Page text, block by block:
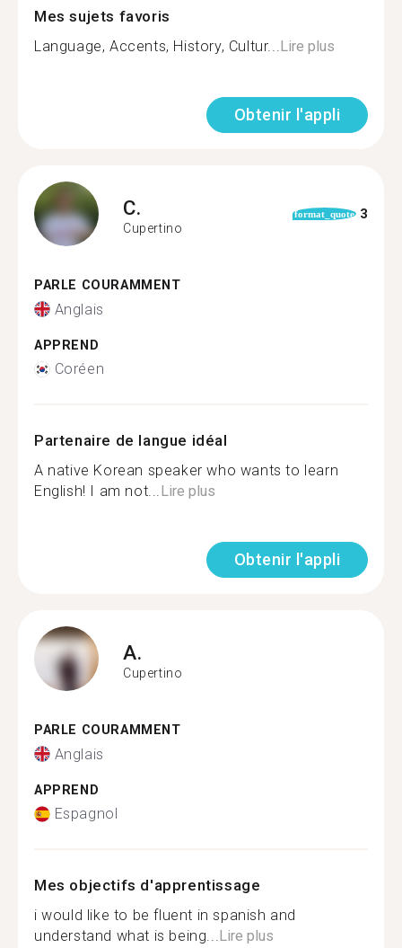
Mes sujets favoris
Language, Accents, History, Cultur...Lire plus
Obtenir l'appli
C.
Cupertino
format_quote 3
PARLE COURAMMENT
Anglais
APPREND
Coréen
Partenaire de langue idéal
A native Korean speaker who wants to learn
English! I am not...Lire plus
Obtenir l'appli
A.
Cupertino
PARLE COURAMMENT
Anglais
APPREND
Espagnol
Mes objectifs d'apprentissage
i would like to be fluent in spanish and
understand what is being...Lire plus